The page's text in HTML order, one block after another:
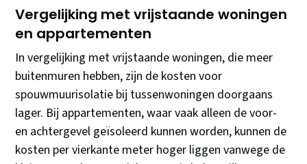
Vergelijking met vrijstaande woningen
en appartementen
In vergelijking met vrijstaande woningen, die meer
buitenmuren hebben, zijn de kosten voor
spouwmuurisolatie bij tussenwoningen doorgaans
lager. Bij appartementen, waar vaak alleen de voor-
en achtergevel geïsoleerd kunnen worden, kunnen de
kosten per vierkante meter hoger liggen vanwege de